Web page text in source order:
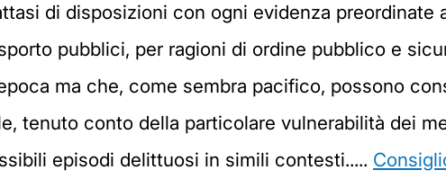
di disposizioni con ogni evidenza preordinate
pubblici, per ragioni di ordine pubblico e
ma che, come sembra pacifico, possono
tenuto conto della particolare vulnerabilità dei
episodi delittuosi in simili contesti.....